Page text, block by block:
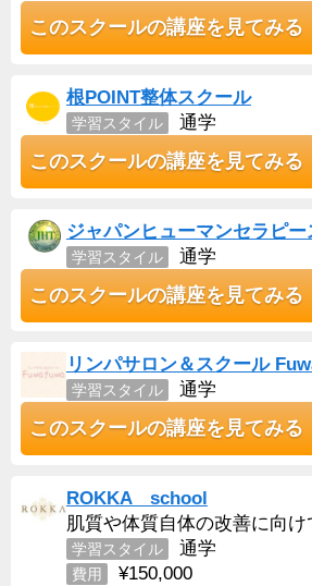
このスクールの講座を見てみる
根POINT整体スクール
学習スタイル 通学
このスクールの講座を見てみる
ジャパンヒューマンセラピー
学習スタイル 通学
このスクールの講座を見てみる
リンパサロン＆スクール
学習スタイル 通学
このスクールの講座を見てみる
ROKKA school
肌質や体質自体の改善に向け
学習スタイル 通学
費用 ¥150,000